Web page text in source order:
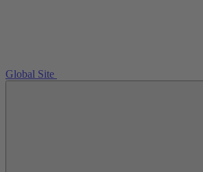
Global Site